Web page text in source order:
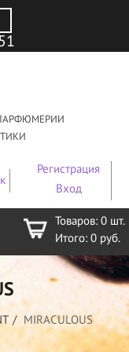
Регистрация
Вход
Товаров: 0 шт.
Итого: 0 руб.
MIRACULOUS